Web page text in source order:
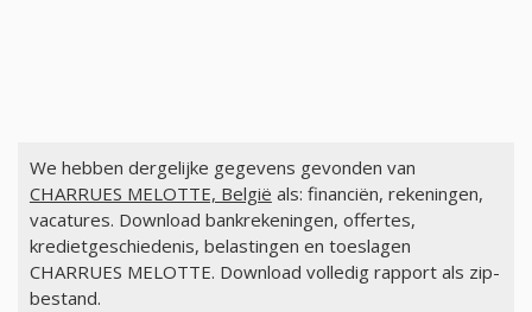
We hebben dergelijke gegevens gevonden van
CHARRUES MELOTTE, België als: financiën, rekeningen,
vacatures. Download bankrekeningen, offertes,
kredietgeschiedenis, belastingen en toeslagen
CHARRUES MELOTTE. Download volledig rapport als zip-
bestand.